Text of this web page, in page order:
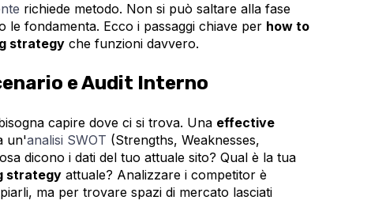
richiede metodo. Non si può saltare alla fase
le fondamenta. Ecco i passaggi chiave per how to
strategy che funzioni davvero.
e Audit Interno
capire dove ci si trova. Una effective
un'analisi SWOT (Strengths, Weaknesses,
dicono i dati del tuo attuale sito? Qual è la tua
strategy attuale? Analizzare i competitor è
ma per trovare spazi di mercato lasciati